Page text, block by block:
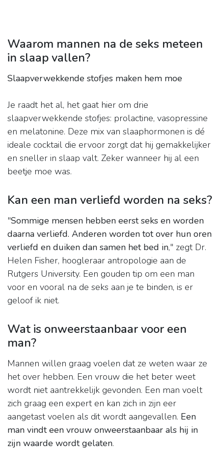
Waarom mannen na de seks meteen
in slaap vallen?
Slaapverwekkende stofjes maken hem moe
Je raadt het al, het gaat hier om drie
slaapverwekkende stofjes: prolactine, vasopressine
en melatonine. Deze mix van slaaphormonen is dé
ideale cocktail die ervoor zorgt dat hij gemakkelijker
en sneller in slaap valt. Zeker wanneer hij al een
beetje moe was.
Kan een man verliefd worden na seks?
"Sommige mensen hebben eerst seks en worden
daarna verliefd. Anderen worden tot over hun oren
verliefd en duiken dan samen het bed in," zegt Dr.
Helen Fisher, hoogleraar antropologie aan de
Rutgers University. Een gouden tip om een man
voor en vooral na de seks aan je te binden, is er
geloof ik niet.
Wat is onweerstaanbaar voor een
man?
Mannen willen graag voelen dat ze weten waar ze
het over hebben. Een vrouw die het beter weet
wordt niet aantrekkelijk gevonden. Een man voelt
zich graag een expert en kan zich in zijn eer
aangetast voelen als dit wordt aangevallen. Een
man vindt een vrouw onweerstaanbaar als hij in
zijn waarde wordt gelaten.